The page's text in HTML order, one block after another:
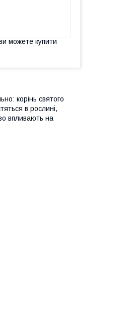
можете купити
корінь святого
в рослині,
впливають на